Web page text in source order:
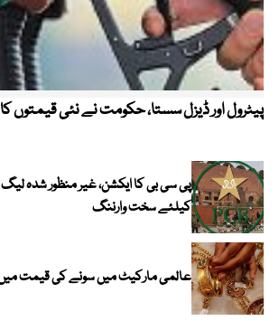
پیٹرول اور ڈیزل سستا، حکومت نے نئی قیمتوں کا
پی سی بی کا ایکشن، غیر منظور شدہ لیگ
کیلئے سخت وارننگ
عالمی مارکیٹ میں سونے کی قیمت میں